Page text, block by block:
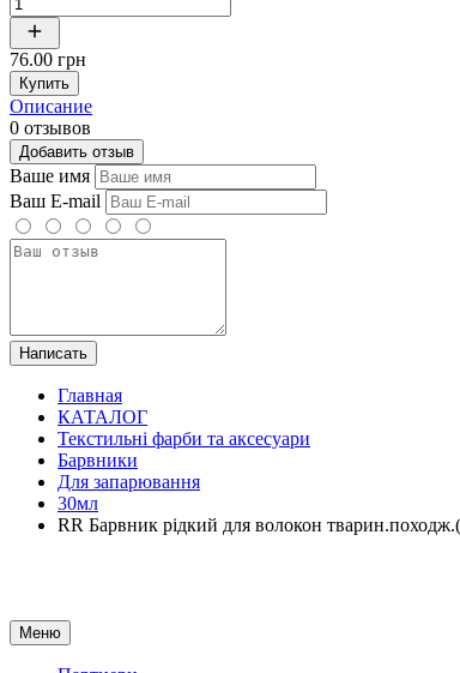
76.00 грн
Купить
Описание
0 отзывов
Добавить отзыв
Ваше имя
Ваш E-mail
Написать
Главная
КАТАЛОГ
Текстильні фарби та аксесуари
Барвники
Для запарювання
30мл
RR Барвник рідкий для волокон
Меню